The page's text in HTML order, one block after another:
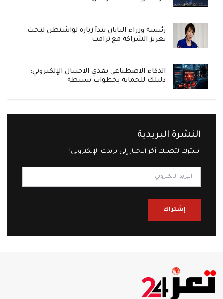
رئيسة وزراء اليابان تبدأ زيارة لواشنطن لبحث
تعزيز الشراكة مع ترامب
الذكاء الاصطناعي يغذي الاحتيال الإلكتروني:
دليلك للحماية بخطوات بسيطة
النشرة البريدية
اشترك لتصلك آخر الاخبار إلى بريدك الإلكتروني!
إشتراك